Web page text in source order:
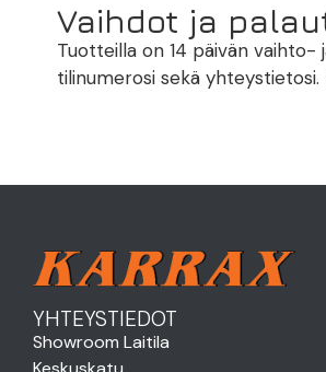
Vaihdot ja
Tuotteilla on 14 päivän
tilinumerosi sekä
YHTEYSTIEDOT
Showroom Laitila